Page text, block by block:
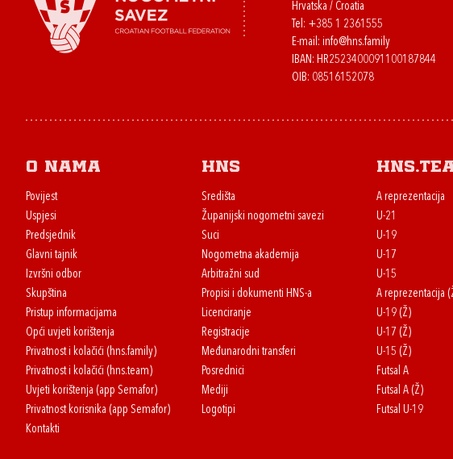
Hrvatska / Croatia
Tel: +385 1 2361555
E-mail: info@hns.family
IBAN: HR2523400091100187844
OIB: 08516152078
O nama
Povijest
Uspjesi
Predsjednik
Glavni tajnik
Izvršni odbor
Skupština
Pristup informacijama
Opći uvjeti korištenja
Privatnost i kolačići (hns.family)
Privatnost i kolačići (hns.team)
Uvjeti korištenja (app Semafor)
Privatnost korisnika (app Semafor)
Kontakti
HNS
Središta
Županijski nogometni savezi
Suci
Nogometna akademija
Arbitražni sud
Propisi i dokumenti HNS-a
Licenciranje
Registracije
Međunarodni transferi
Posrednici
Mediji
Logotipi
A reprezentacija
U-21
U-19
U-17
U-15
A reprezentacija
U-19 (Ž)
U-17 (Ž)
U-15 (Ž)
Futsal A
Futsal A (Ž)
Futsal U-19